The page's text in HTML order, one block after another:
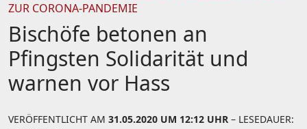
ZUR CORONA-PANDEMIE
Bischöfe betonen an
Pfingsten Solidarität und
warnen vor Hass
VERÖFFENTLICHT AM 31.05.2020 UM 12:12 UHR – LESEDAUER: